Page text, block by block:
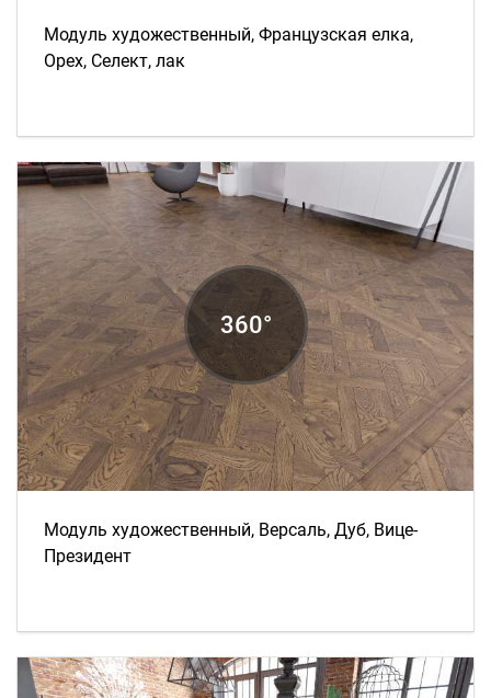
Модуль художественный, Французская елка,
Орех, Селект, лак
Модуль художественный, Версаль, Дуб, Вице-
Президент